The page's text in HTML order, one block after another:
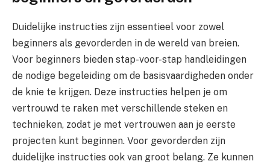
Duidelijke instructies zijn essentieel voor zowel
beginners als gevorderden in de wereld van breien.
Voor beginners bieden stap-voor-stap handleidingen
de nodige begeleiding om de basisvaardigheden onder
de knie te krijgen. Deze instructies helpen je om
vertrouwd te raken met verschillende steken en
technieken, zodat je met vertrouwen aan je eerste
projecten kunt beginnen. Voor gevorderden zijn
duidelijke instructies ook van groot belang. Ze kunnen